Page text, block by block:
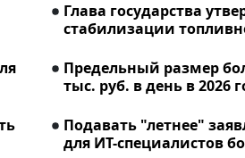
Глава государства
стабилизации
Предельный размер
тыс. руб. в день в 2026
Подавать "летнее"
для ИТ-специалистов